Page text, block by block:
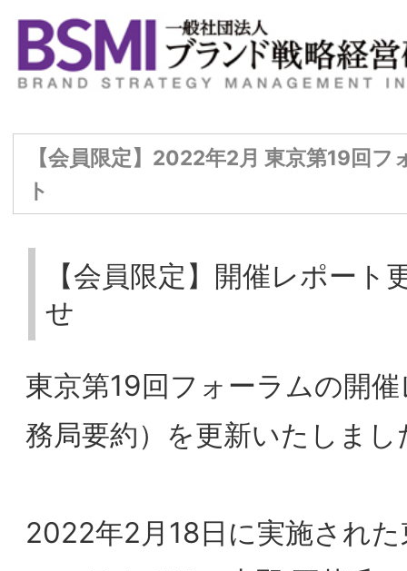
ト
【会員限定】開催レポート更新のお知ら
せ
東京第19回フォーラムの開催レポート（事
務局要約）を更新いたしました。
2022年2⽉18⽇に実施された東京第19回フ
西村 順二氏と共に、「街づくりに向けた
魅力発信」をテーマに議論いたしました。